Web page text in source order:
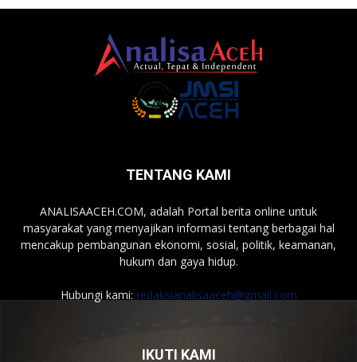
TENTANG KAMI
ANALISAACEH.COM, adalah Portal berita online untuk
masyarakat yang menyajikan informasi tentang berbagai hal
mencakup pembangunan ekonomi, sosial, politik, keamanan,
hukum dan gaya hidup.
Hubungi kami: redaksianalisaaceh@gmail.com
IKUTI KAMI